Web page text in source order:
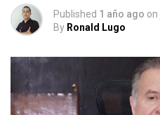
Published 1 año ago on
By Ronald Lugo